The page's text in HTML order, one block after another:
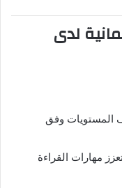
لدى
المستويات وفق
مهارات القراءة